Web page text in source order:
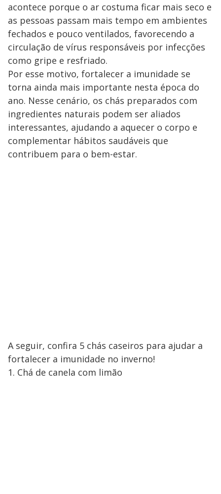
acontece porque o ar costuma ficar mais seco e
as pessoas passam mais tempo em ambientes
fechados e pouco ventilados, favorecendo a
circulação de vírus responsáveis por infecções
como gripe e resfriado.
Por esse motivo, fortalecer a imunidade se
torna ainda mais importante nesta época do
ano. Nesse cenário, os chás preparados com
ingredientes naturais podem ser aliados
interessantes, ajudando a aquecer o corpo e
complementar hábitos saudáveis que
contribuem para o bem-estar.
A seguir, confira 5 chás caseiros para ajudar a
fortalecer a imunidade no inverno!
1. Chá de canela com limão